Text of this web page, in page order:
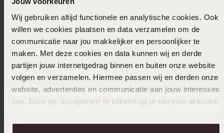
Wij gebruiken altijd functionele en analytische cookies. Ook
willen we cookies plaatsen en data verzamelen om de
communicatie naar jou makkelijker en persoonlijker te
maken. Met deze cookies en data kunnen wij en derde
partijen jouw internetgedrag binnen en buiten onze website
volgen en verzamelen. Hiermee passen wij en derden onze
website, advertenties en communicatie aan jouw interesses
aan. Door op ‘accepteren’ te klikken ga je hiermee akkoord.
over in onscookiebeleid.